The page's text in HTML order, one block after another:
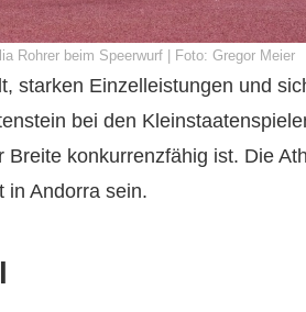
Rohrer beim Speerwurf | Foto: Gregor Meier
starken Einzelleistungen und
bei den
konkurrenzfähig ist. Die
in Andorra sein.